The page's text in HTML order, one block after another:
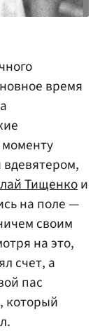
время
Тищенкои
на поле —
своим
на это,
счет, а
пас
который